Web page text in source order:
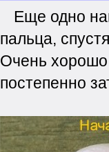
Еще одно
пальца,
Очень хорошо
постепенно